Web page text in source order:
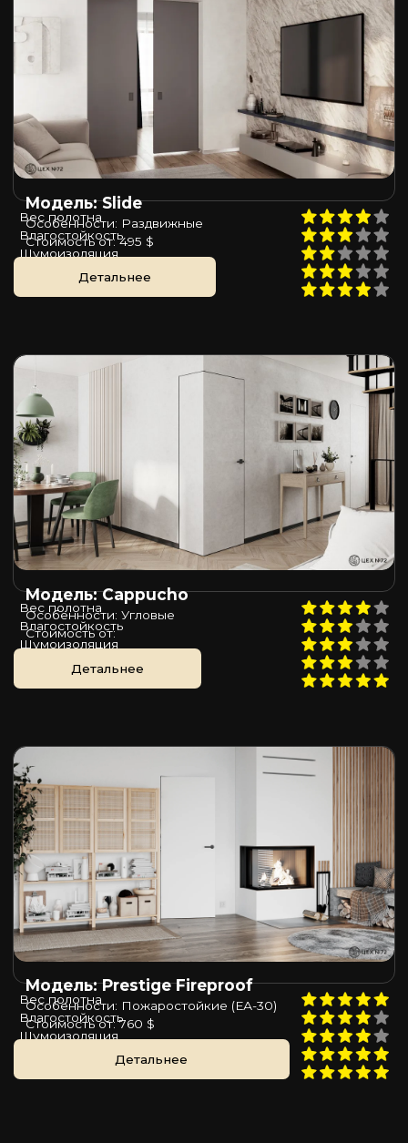
Модель: Slide
Особенности: Раздвижные
Стоимость от: 495 $
Детальнее
Вес полотна
Влагостойкость
Шумоизоляция
Пожаростойкость
Модель: Cappucho
Особенности: Угловые
Стоимость от:
Детальнее
Вес полотна
Влагостойкость
Шумоизоляция
Пожаростойкость
Модель: Prestige Fireproof
Особенности: Пожаростойкие (ЕА-30)
Стоимость от: 760 $
Детальнее
Вес полотна
Влагостойкость
Шумоизоляция
Пожаростойкость